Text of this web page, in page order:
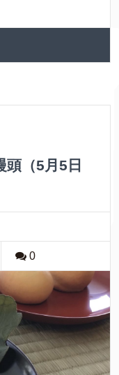
頭（5月5日
0